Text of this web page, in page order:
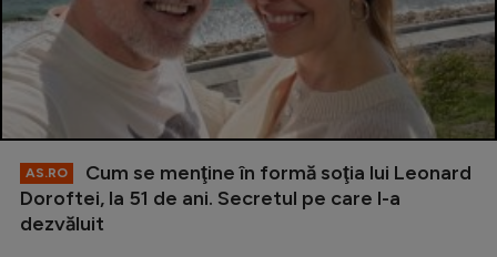
AS.RO
Cum se menţine în formă soţia lui Leonard
Doroftei, la 51 de ani. Secretul pe care l-a
dezvăluit